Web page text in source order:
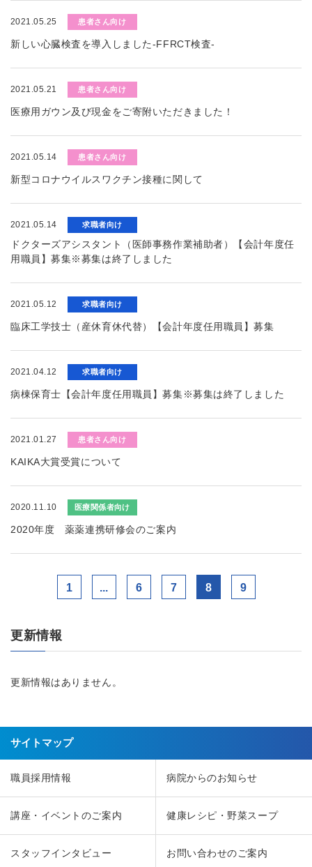
2021.05.25 患者さん向け
新しい心臓検査を導入しました-FFRCT検査-
2021.05.21 患者さん向け
医療用ガウン及び現金をご寄附いただきました！
2021.05.14 患者さん向け
新型コロナウイルスワクチン接種に関して
2021.05.14 求職者向け
ドクターズアシスタント（医師事務作業補助者）【会計年度任
用職員】募集※募集は終了しました
2021.05.12 求職者向け
臨床工学技士（産休育休代替）【会計年度任用職員】募集
2021.04.12 求職者向け
病棟保育士【会計年度任用職員】募集※募集は終了しました
2021.01.27 患者さん向け
KAIKA大賞受賞について
2020.11.10 医療関係者向け
2020年度 薬薬連携研修会のご案内
1 ... 6 7 8 9
更新情報
更新情報はありません。
サイトマップ
職員採用情報 病院からのお知らせ
講座・イベントのご案内 健康レシピ・野菜スープ
スタッフインタビュー お問い合わせのご案内